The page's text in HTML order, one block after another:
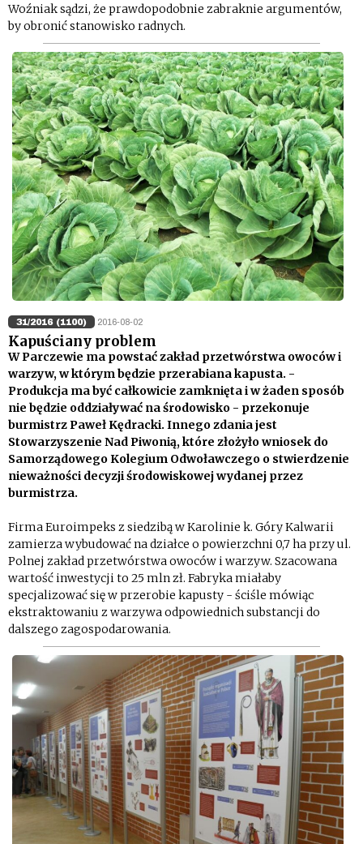
Woźniak sądzi, że prawdopodobnie zabraknie argumentów,
by obronić stanowisko radnych.
31/2016 (1100) 2016-08-02
Kapuściany problem
W Parczewie ma powstać zakład przetwórstwa owoców i
warzyw, w którym będzie przerabiana kapusta. -
Produkcja ma być całkowicie zamknięta i w żaden sposób
nie będzie oddziaływać na środowisko - przekonuje
burmistrz Paweł Kędracki. Innego zdania jest
Stowarzyszenie Nad Piwonią, które złożyło wniosek do
Samorządowego Kolegium Odwoławczego o stwierdzenie
nieważności decyzji środowiskowej wydanej przez
burmistrza.
Firma Euroimpeks z siedzibą w Karolinie k. Góry Kalwarii
zamierza wybudować na działce o powierzchni 0,7 ha przy ul.
Polnej zakład przetwórstwa owoców i warzyw. Szacowana
wartość inwestycji to 25 mln zł. Fabryka miałaby
specjalizować się w przerobie kapusty - ściśle mówiąc
ekstraktowaniu z warzywa odpowiednich substancji do
dalszego zagospodarowania.